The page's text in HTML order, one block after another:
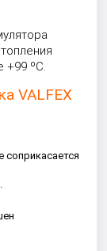
+99 ºС.
VALFEX
соприкасается